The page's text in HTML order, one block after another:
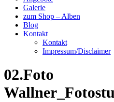
Galerie
zum Shop – Alben
Blog
Kontakt
Kontakt
Impressum/Disclaimer
02.Foto